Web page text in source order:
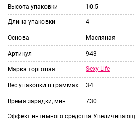
Высота упаковки 10.5
Длина упаковки 4
Основа Масляная
Артикул 943
Марка торговая Sexy Life
Вес упаковки в граммах 34
Время зарядки, мин 730
Эффект интимного средства